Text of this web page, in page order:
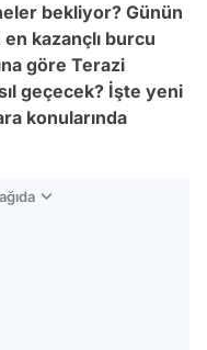
bekliyor? Günün
kazançlı burcu
göre Terazi
geçecek? İşte yeni
konularında